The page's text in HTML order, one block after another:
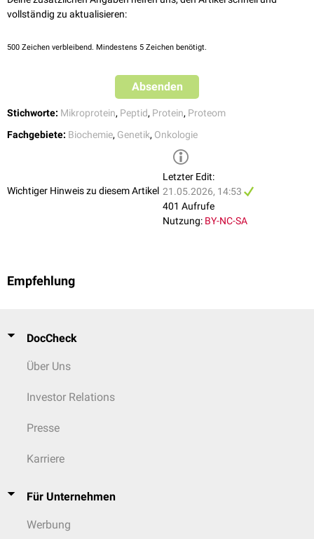
Überleben vonMedulloblastom
präsentiert und könnte damit als Quelletumorassoziierter Antigene
dienen.[1]
vollständig zu aktualisieren:
500 Zeichen verbleibend. Mindestens 5 Zeichen benötigt.
Absenden
Stichworte: Mikroprotein, Peptid, Protein, Proteom
Fachgebiete: Biochemie, Genetik, Onkologie
Wichtiger Hinweis zu diesem Artikel
Letzter Edit:
21.05.2026, 14:53
401 Aufrufe
Nutzung: BY-NC-SA
Empfehlung
DocCheck
Über Uns
Investor Relations
Presse
Karriere
Für Unternehmen
Werbung